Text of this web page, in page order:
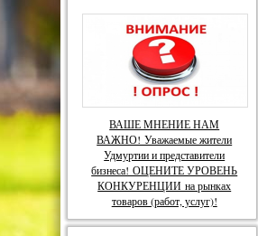
ВАШЕ МНЕНИЕ НАМ
ВАЖНО! Уважаемые жители
Удмуртии и представители
бизнеса! ОЦЕНИТЕ УРОВЕНЬ
КОНКУРЕНЦИИ на рынках
товаров (работ, услуг)!